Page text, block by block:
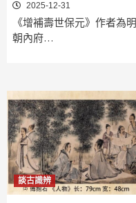
2025-12-31
《增補壽世保元》作者為明
朝內府…
談古識辨